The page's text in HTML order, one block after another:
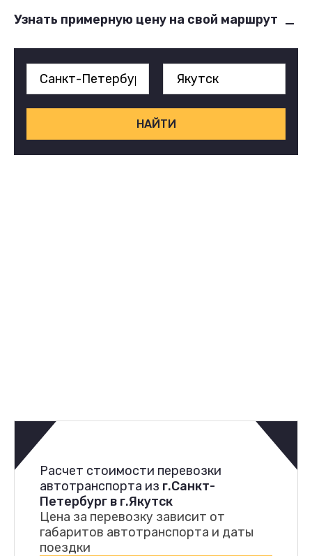
Узнать примерную цену на свой маршрут
НАЙТИ
Расчет стоимости перевозки
автотранспорта из г.Санкт-
Петербург в г.Якутск
Цена за перевозку зависит от
габаритов автотранспорта и даты
поездки